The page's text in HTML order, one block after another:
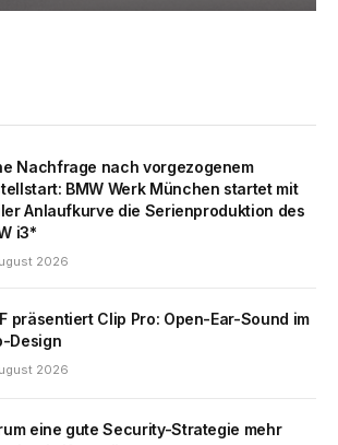
Nachfrage nach vorgezogenem
BMW Werk München startet mit
Anlaufkurve die Serienproduktion des
i3*
2026
präsentiert Clip Pro: Open-Ear-Sound im
Design
2026
eine gute Security-Strategie mehr